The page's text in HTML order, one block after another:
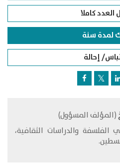
العدد كاملا
لمدة سنة
إحالة
(المؤلف المسؤول)
والدراسات الثقافية،